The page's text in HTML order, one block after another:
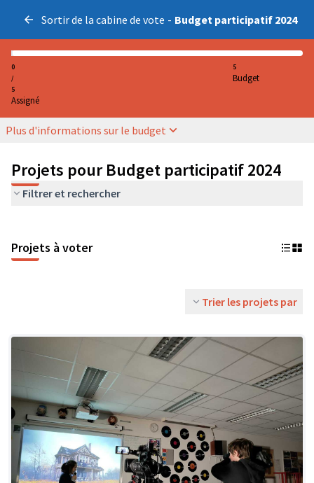
Sortir de la cabine de vote - Budget participatif 2024
0
/
5
Assigné
5
Budget
Plus d'informations sur le budget
Projets pour Budget participatif 2024
Filtrer et rechercher
Projets à voter
Trier les projets par